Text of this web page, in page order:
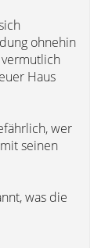
ohnehin
Haus
wer
seinen
was die